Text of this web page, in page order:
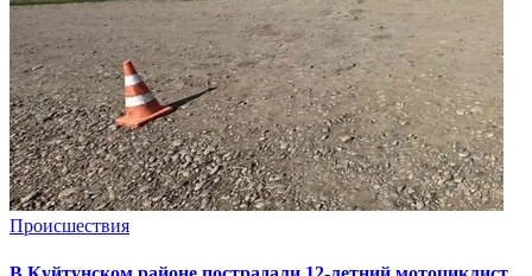
Происшествия